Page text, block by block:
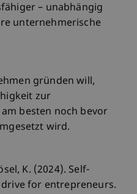
– unabhängig
unternehmerische
gründen will,
zur
besten noch bevor
wird.
K. (2024). Self-
for entrepreneurs.